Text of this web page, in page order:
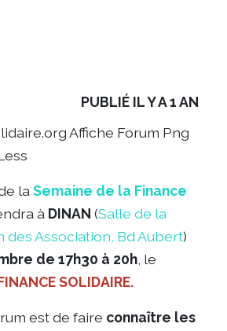
PUBLIÉ IL Y A 1 AN
laSemaine de la Finance
à DINAN (Salle de la
des Association, Bd Aubert)
de 17h30 à 20h, le
SOLIDAIRE.
est de faire connaître les